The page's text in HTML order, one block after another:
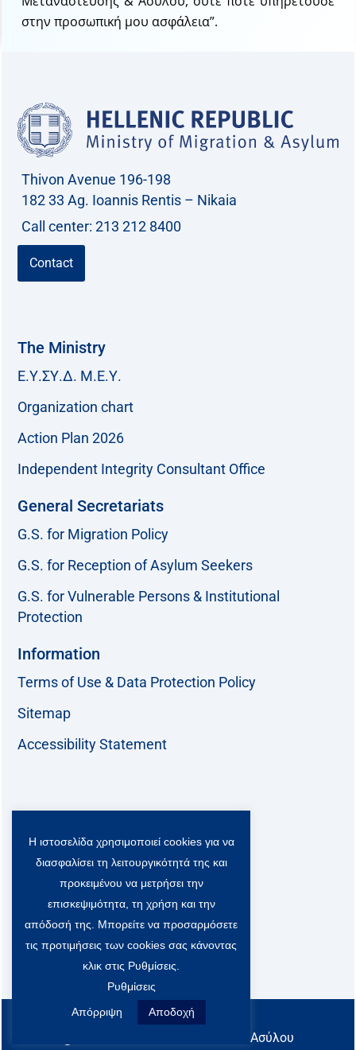
στην προσωπική μου ασφάλεια”.
Thivon Avenue 196-198
182 33 Ag. Ioannis Rentis – Nikaia
Call center: 213 212 8400
Contact
The Ministry
Ε.Υ.ΣΥ.Δ. Μ.Ε.Υ.
Organization chart
Action Plan 2026
Independent Integrity Consultant Office
General Secretariats
G.S. for Migration Policy
G.S. for Reception of Asylum Seekers
G.S. for Vulnerable Persons & Institutional
Protection
Information
Terms of Use & Data Protection Policy
Sitemap
Accessibility Statement
F
a
o
k
T
w
t
t
e
r
-
x
c
L
i
k
e
d
i
n
Y
o
u
t
u
b
e
Viber Community:
All rights reserved
@ Υπουργείο Μετανάστευσης & Ασύλου
Η ιστοσελίδα χρησιμοποιεί cookies για να
διασφαλίσει τη λειτουργικότητά της και
προκειμένου να μετρήσει την
επισκεψιμότητα, τη χρήση και την
απόδοσή της. Μπορείτε να προσαρμόσετε
τις προτιμήσεις των cookies σας κάνοντας
κλικ στις Ρυθμίσεις.
Ρυθμίσεις
Απόρριψη Αποδοχή